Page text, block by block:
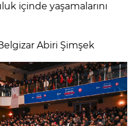
içinde yaşamalarını
Abiri Şimşek